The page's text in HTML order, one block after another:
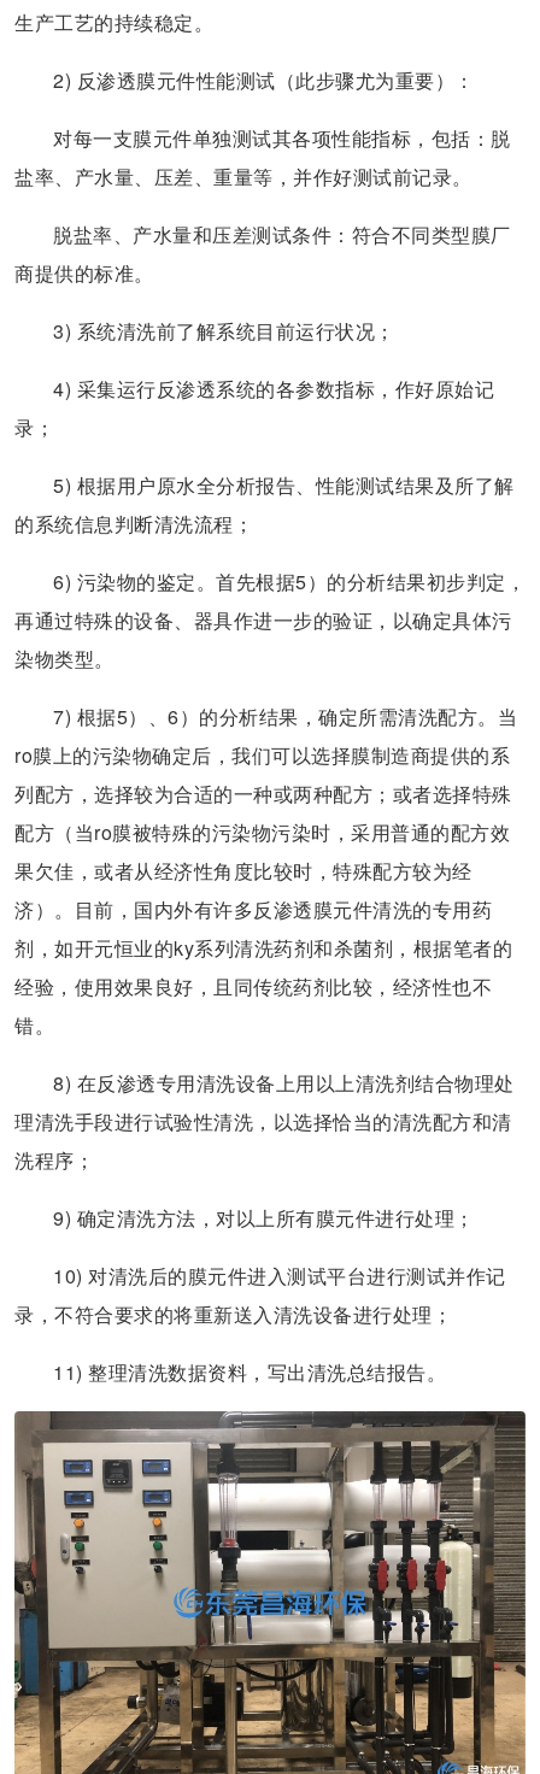
生产工艺的持续稳定。
2) 反渗透膜元件性能测试（此步骤尤为重要）：
对每一支膜元件单独测试其各项性能指标，包括：脱
盐率、产水量、压差、重量等，并作好测试前记录。
脱盐率、产水量和压差测试条件：符合不同类型膜厂
商提供的标准。
3) 系统清洗前了解系统目前运行状况；
4) 采集运行反渗透系统的各参数指标，作好原始记
录；
5) 根据用户原水全分析报告、性能测试结果及所了解
的系统信息判断清洗流程；
6) 污染物的鉴定。首先根据5）的分析结果初步判定，
再通过特殊的设备、器具作进一步的验证，以确定具体污
染物类型。
7) 根据5）、6）的分析结果，确定所需清洗配方。当
ro膜上的污染物确定后，我们可以选择膜制造商提供的系
列配方，选择较为合适的一种或两种配方；或者选择特殊
配方（当ro膜被特殊的污染物污染时，采用普通的配方效
果欠佳，或者从经济性角度比较时，特殊配方较为经
济）。目前，国内外有许多反渗透膜元件清洗的专用药
剂，如开元恒业的ky系列清洗药剂和杀菌剂，根据笔者的
经验，使用效果良好，且同传统药剂比较，经济性也不
错。
8) 在反渗透专用清洗设备上用以上清洗剂结合物理处
理清洗手段进行试验性清洗，以选择恰当的清洗配方和清
洗程序；
9) 确定清洗方法，对以上所有膜元件进行处理；
10) 对清洗后的膜元件进入测试平台进行测试并作记
录，不符合要求的将重新送入清洗设备进行处理；
11) 整理清洗数据资料，写出清洗总结报告。